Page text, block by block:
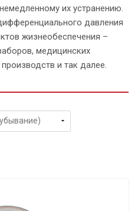
их устранению.
давления
жизнеобеспечения –
медицинских
и так далее.